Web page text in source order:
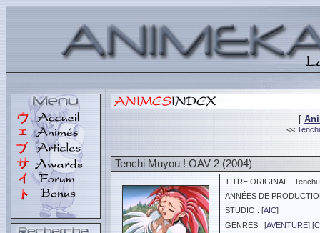
[
<<
Tenchi Muyou ! OAV 2 (2004)
TITRE ORIGINAL : Tenchi
ANNÉES DE
STUDIO : [AIC]
GENRES : [AVENTURE] [